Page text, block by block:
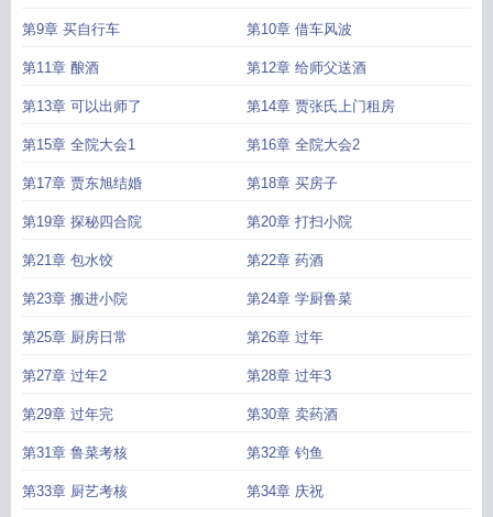
第9章 买自行车 第10章 借车风波
第11章 酿酒 第12章 给师父送酒
第13章 可以出师了 第14章 贾张氏上门租房
第15章 全院大会1 第16章 全院大会2
第17章 贾东旭结婚 第18章 买房子
第19章 探秘四合院 第20章 打扫小院
第21章 包水饺 第22章 药酒
第23章 搬进小院 第24章 学厨鲁菜
第25章 厨房日常 第26章 过年
第27章 过年2 第28章 过年3
第29章 过年完 第30章 卖药酒
第31章 鲁菜考核 第32章 钓鱼
第33章 厨艺考核 第34章 庆祝